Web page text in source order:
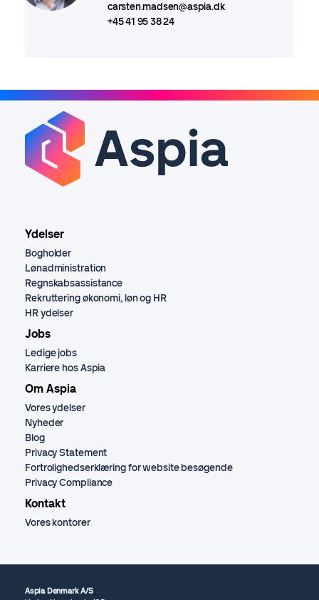
carsten.madsen@aspia.dk
+45 41 95 38 24
Ydelser
Bogholder
Lønadministration
Regnskabsassistance
Rekruttering økonomi, løn og HR
HR ydelser
Jobs
Ledige jobs
Karriere hos Aspia
Om Aspia
Vores ydelser
Nyheder
Blog
Privacy Statement
Fortrolighedserklæring for website besøgende
Privacy Compliance
Kontakt
Vores kontorer
Aspia Denmark A/S